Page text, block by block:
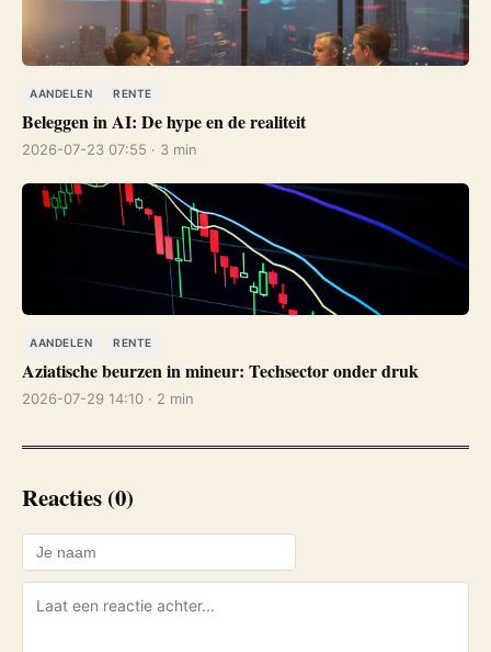
AANDELEN RENTE
Beleggen in AI: De hype en de realiteit
2026-07-23 07:55 · 3 min
AANDELEN RENTE
Aziatische beurzen in mineur: Techsector onder druk
2026-07-29 14:10 · 2 min
Reacties (0)